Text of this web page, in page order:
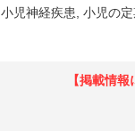
小児神経疾患 小児の
【掲載情報